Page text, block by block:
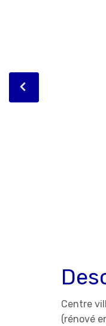
Centre
(rénové